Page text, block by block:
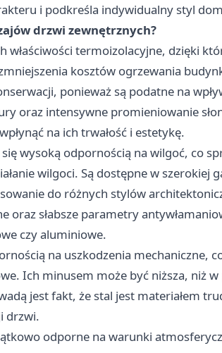
i podkreśla indywidualny styl
drzwi zewnętrznych?
termoizolacyjne, dzięki
kosztów ogrzewania
ponieważ są podatne na
oraz intensywne promieniowanie
na ich trwałość i estetykę.
wysoką odpornością na wilgoć, co
wilgoci. Są dostępne w szerokiej
do różnych stylów
oraz słabsze parametry
czy aluminiowe.
na uszkodzenia mechaniczne,
Ich minusem może być niższa, niż
jest fakt, że stal jest materiałem
drzwi.
odporne na warunki